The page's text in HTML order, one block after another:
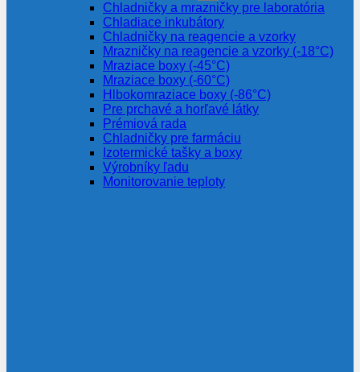
Chladničky a mrazničky pre laboratória
Chladiace inkubátory
Chladničky na reagencie a vzorky
Mrazničky na reagencie a vzorky (-18°C)
Mraziace boxy (-45°C)
Mraziace boxy (-60°C)
Hlbokomraziace boxy (-86°C)
Pre prchavé a horľavé látky
Prémiová rada
Chladničky pre farmáciu
Izotermické tašky a boxy
Výrobníky ľadu
Monitorovanie teploty